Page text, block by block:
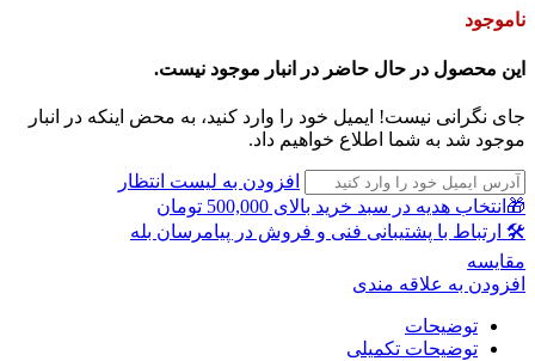
ناموجود
این محصول در حال حاضر در انبار موجود نیست.
جای نگرانی نیست! ایمیل خود را وارد کنید، به محض اینکه در انبار
موجود شد به شما اطلاع خواهیم داد.
افزودن به لیست انتظار
🎁انتخاب هدیه در سبد خرید بالای 500,000 تومان
🛠 ارتباط با پشتیبانی فنی و فروش در پیامرسان بله
مقايسه
افزودن به علاقه مندی
توضیحات
توضیحات تکمیلی